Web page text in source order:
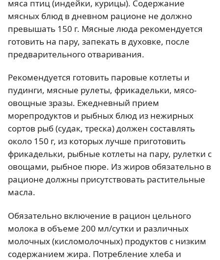
мяса птиц (индейки, курицы). Содержание
мясных блюд в дневном рационе не должно
превышать 150 г. Мясные люда рекомендуется
готовить на пару, запекать в духовке, после
предварительного отваривания.
Рекомендуется готовить паровые котлеты и
пудинги, мясные рулеты, фрикадельки, мясо-
овощные зразы. Ежедневный прием
морепродуктов и рыбных блюд из нежирных
сортов рыб (судак, треска) должен составлять
около 150 г, из которых лучше приготовить
фрикадельки, рыбные котлеты на пару, рулетки с
овощами, рыбное пюре. Из жиров обязательно в
рационе должны присутствовать растительные
масла.
Обязательно включение в рацион цельного
молока в объеме 200 мл/сутки и различных
молочных (кисломолочных) продуктов с низким
содержанием жира. Потребление хлеба и